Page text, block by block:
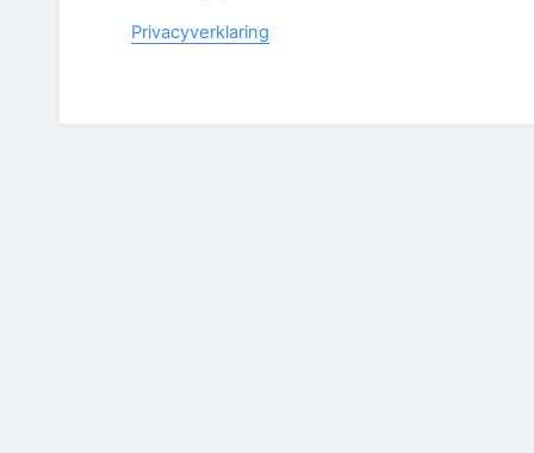
Privacyverklaring